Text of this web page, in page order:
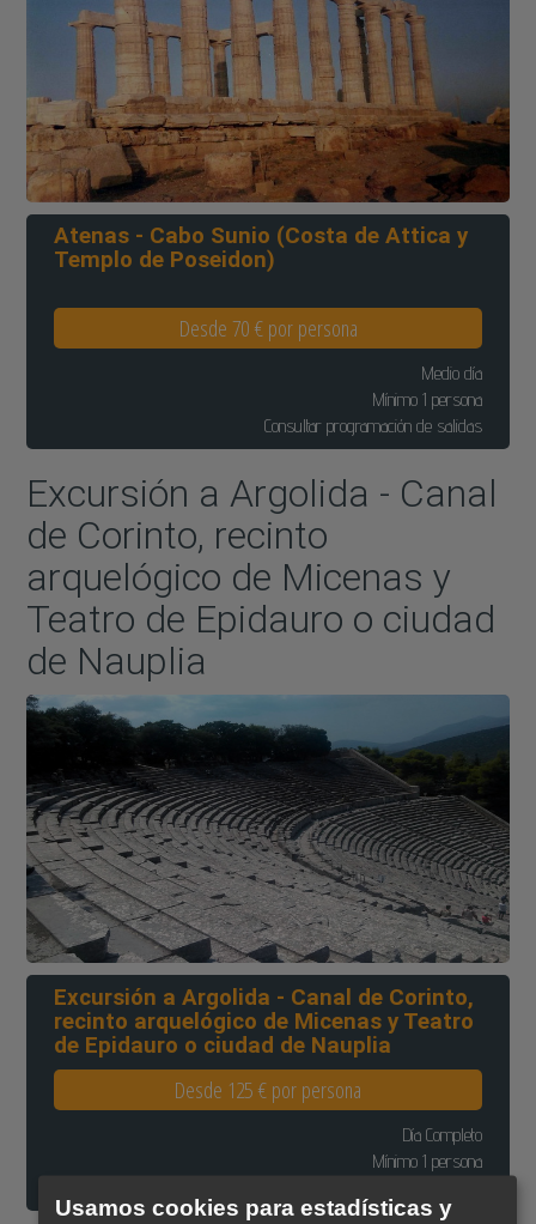
Atenas - Cabo Sunio (Costa de Attica y
Templo de Poseidon)
Desde 70 € por persona
Medio día
Mínimo 1 persona
Consultar programación de salidas
Excursión a Argolida - Canal
de Corinto, recinto
arquelógico de Micenas y
Teatro de Epidauro o ciudad
de Nauplia
Excursión a Argolida - Canal de Corinto,
recinto arquelógico de Micenas y Teatro
de Epidauro o ciudad de Nauplia
Desde 125 € por persona
Día Completo
Mínimo 1 persona
Usamos cookies para estadísticas y